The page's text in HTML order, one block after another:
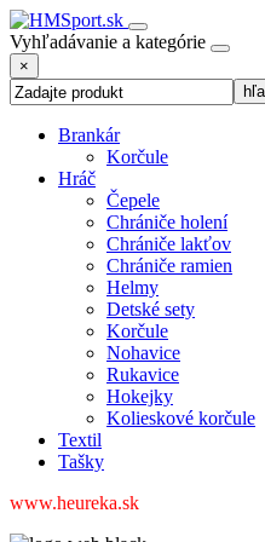
Vyhľadávanie a kategórie
×
Brankár
Korčule
Hráč
Čepele
Chrániče holení
Chrániče lakťov
Chrániče ramien
Helmy
Detské sety
Korčule
Nohavice
Rukavice
Hokejky
Kolieskové korčule
Textil
Tašky
www.heureka.sk